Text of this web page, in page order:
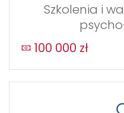
Szkolenia i
100 000 zł